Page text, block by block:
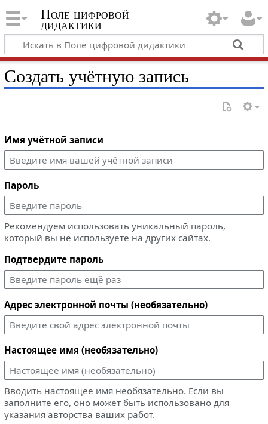
Поле цифровой
дидактики
Создать учётную запись
Имя учётной записи
Пароль
Рекомендуем использовать уникальный пароль,
который вы не используете на других сайтах.
Подтвердите пароль
Адрес электронной почты (необязательно)
Настоящее имя (необязательно)
Вводить настоящее имя необязательно. Если вы
заполните его, оно может быть использовано для
указания авторства ваших работ.